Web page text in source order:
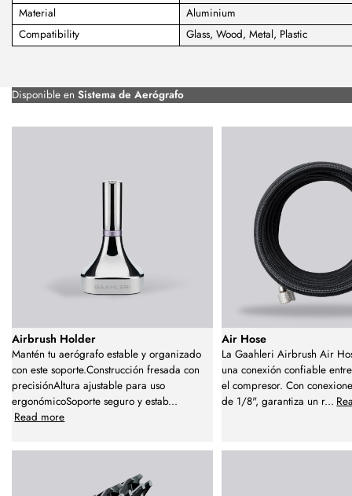
Material
Aluminium
Compatibility
Glass, Wood, Metal, Plastic
Disponible en Sistema de Aerógrafo
Airbrush Holder
Mantén tu aerógrafo estable y organizado
con este soporte.Construcción fresada con
precisiónAltura ajustable para uso
ergonómicoSoporte seguro y estab...
Read more
Air Hose
La Gaahleri Airbrush Air
una conexión confiable
el compresor. Con
de 1/8", garantiza un r...